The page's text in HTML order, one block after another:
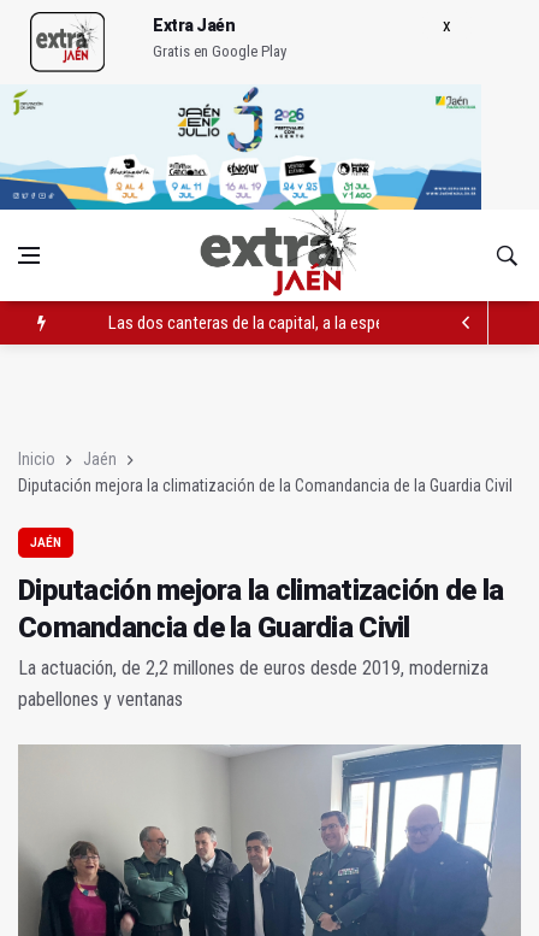
Extra Jaén
Gratis en Google Play
Las dos canteras de la capital, a la espera de que se restaure
Inicio
Jaén
Diputación mejora la climatización de la Comandancia de la Guardia Civil
JAÉN
Diputación mejora la climatización de la
Comandancia de la Guardia Civil
La actuación, de 2,2 millones de euros desde 2019, moderniza
pabellones y ventanas